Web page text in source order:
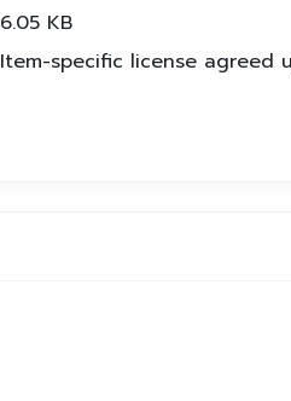
6.05 KB
Item-specific license agreed